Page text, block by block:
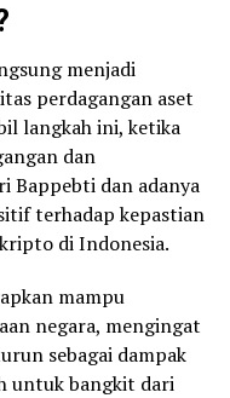
menjadi
perdagangan aset
langkah ini, ketika
dan
Bappebti dan adanya
terhadap kepastian
di Indonesia.
mampu
negara, mengingat
sebagai dampak
untuk bangkit dari